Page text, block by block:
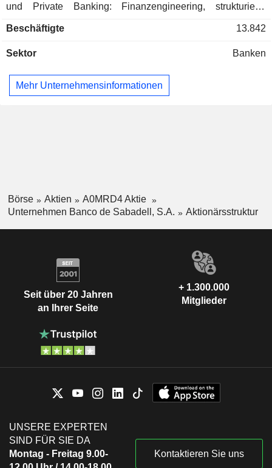
und Private Banking: Finanzengineering, strukturierte
Immobilienverwaltung. Ende 2025 verwaltete die Gruppe
Euro an laufenden Krediten. Die Produkte und
vermarktet, die sich überwiegend in Spanien befinden
(1.149).
Beschäftigte 13.842
Sektor Banken
Mehr Unternehmensinformationen
Börse Aktien
A0MRD4 Aktie
Unternehmen Banco de Sabadell, S.A.
Aktionärsstruktur
Seit über 20 Jahren
an Ihrer Seite
+ 1.300.000
Mitglieder
UNSERE EXPERTEN
SIND FÜR SIE DA
Montag - Freitag 9.00-
Kontaktieren Sie uns